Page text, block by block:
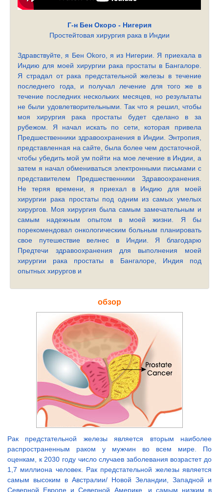
Г-н Бен Окоро - Нигерия
Простейтовая хирургия рака в Индии
Здравствуйте, я Бен Okoro, я из Нигерии. Я приехала в
Индию для моей хирургии рака простаты в Бангалоре.
Я страдал от рака предстательной железы в течение
последнего года, и получал лечение для того же в
течение последних нескольких месяцев, но результаты
не были удовлетворительными. Так что я решил, чтобы
моя хирургия рака простаты будет сделано в за
рубежом. Я начал искать по сети, которая привела
Предшественники здравоохранения в Индии. Энтропия,
представленная на сайте, была более чем достаточной,
чтобы убедить мой ум пойти на мое лечение в Индии, а
затем я начал обмениваться электронными письмами с
представителем Предшественники Здравоохранения.
Не теряя времени, я приехал в Индию для моей
хирургии рака простаты под одним из самых умелых
хирургов. Моя хирургия была самым замечательным и
самым надежным опытом в моей жизни. Я бы
порекомендовал онкологическим больным планировать
свое путешествие велнес в Индии. Я благодарю
Предтечи здравоохранения для выполнения моей
хирургии рака простаты в Бангалоре, Индия под
опытных хирургов и
обзор
Рак предстательной железы является вторым наиболее
распространенным раком у мужчин во всем мире. По
оценкам, к 2030 году число случаев заболевания возрастет до
1,7 миллиона человек. Рак предстательной железы является
самым высоким в Австралии/ Новой Зеландии, Западной и
Северной Европе и Северной Америке, и самым низким в